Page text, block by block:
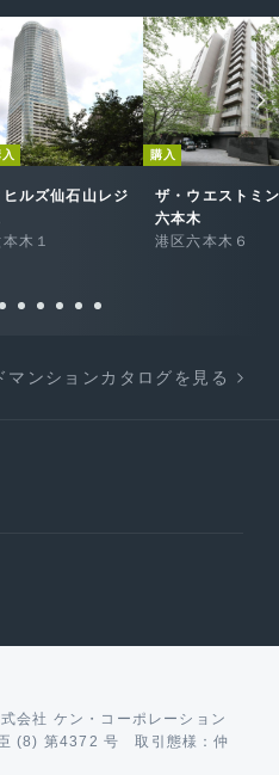
ヒルズ仙石山レジ
木１
購入
ザ・ウエストミ
六本木
港区六本木６
マンションカタログを見る
会社 ケン・コーポレーション
(8) 第4372 号 取引態様：仲